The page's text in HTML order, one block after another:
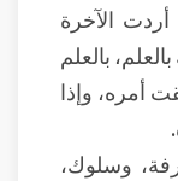
أردت الآخرة
بالعلم
أمره، وإذا
وسلوك،